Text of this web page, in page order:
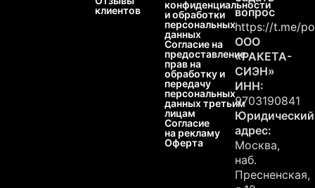
клиентов
конфиденциальности
и обработки
персональных
данных
Согласие на
предоставление
прав на
обработку и
передачу
персональных
данных третьим
лицам
Согласие
на рекламу
Оферта
вопрос
https://t.me/
ООО
«РАКЕТА-
СИЭН»
ИНН:
9703190841
Юридический
адрес:
Москва,
наб.
Пресненская,